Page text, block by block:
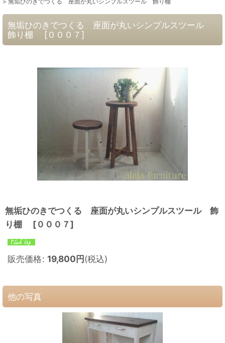
無垢ひのきでつくる 座面が丸いシンプルスツール
飾り棚
[０００７]
無垢ひのきでつくる 座面が丸いシンプルスツール 飾
り棚
[０００７]
販売価格: 19,800円(税込)
他の写真